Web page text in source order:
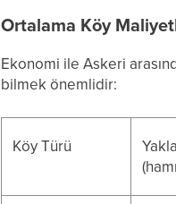
Ortalama Köy
Ekonomi ile Askeri
bilmek önemlidir:
Köy Türü